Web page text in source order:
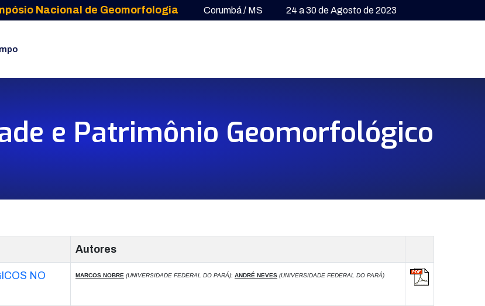
Nacional de Geomorfologia Corumbá / MS 24 a 30 de Agosto de 2023
e Patrimônio Geomorfológico
Autores
NO
MARCOS NOBRE (UNIVERSIDADE FEDERAL DO PARÁ); ANDRÉ NEVES (UNIVERSIDADE FEDERAL DO PARÁ)